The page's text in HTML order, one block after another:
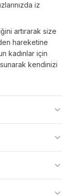
iz
artırarak size
hareketine
kadınlar için
kendinizi